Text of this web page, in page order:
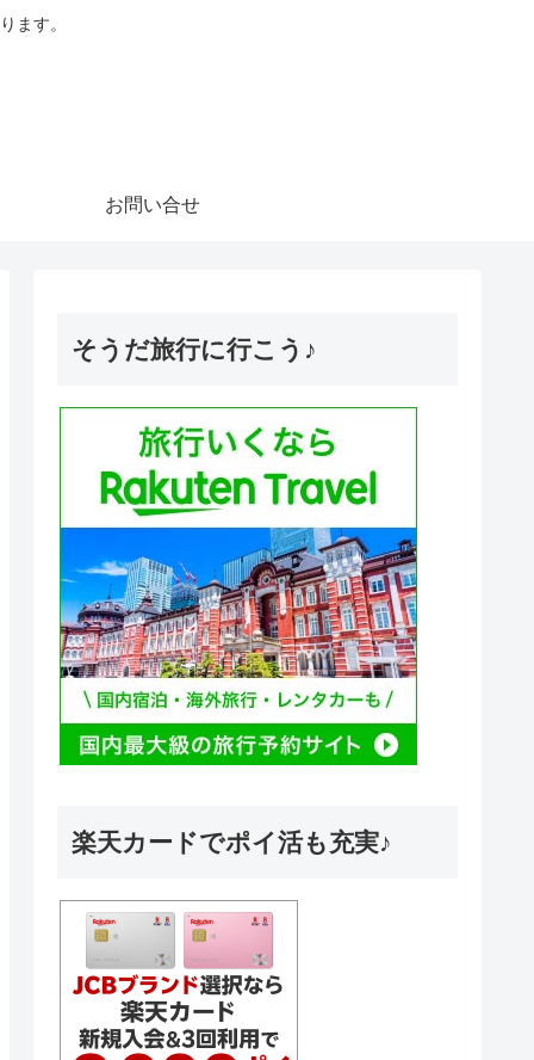
ます。
お問い合せ
そうだ旅行に行こう♪
楽天カードでポイ活も充実♪